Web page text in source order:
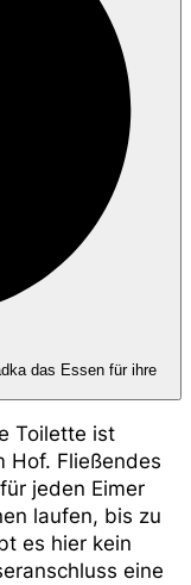
das Essen für ihre
Toilette ist
Hof. Fließendes
jeden Eimer
laufen, bis zu
es hier kein
eine